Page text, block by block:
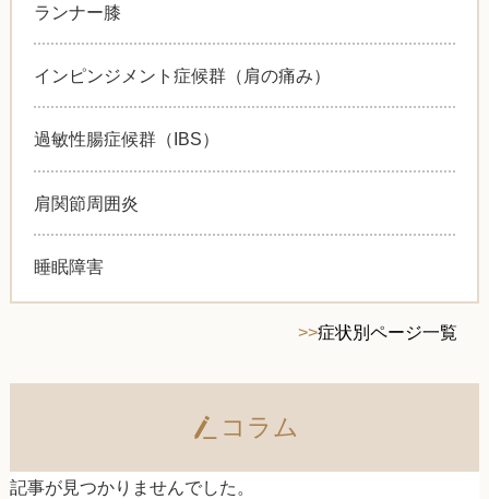
ランナー膝
インピンジメント症候群（肩の痛み）
過敏性腸症候群（IBS）
肩関節周囲炎
睡眠障害
>>症状別ページ一覧
コラム
記事が見つかりませんでした。